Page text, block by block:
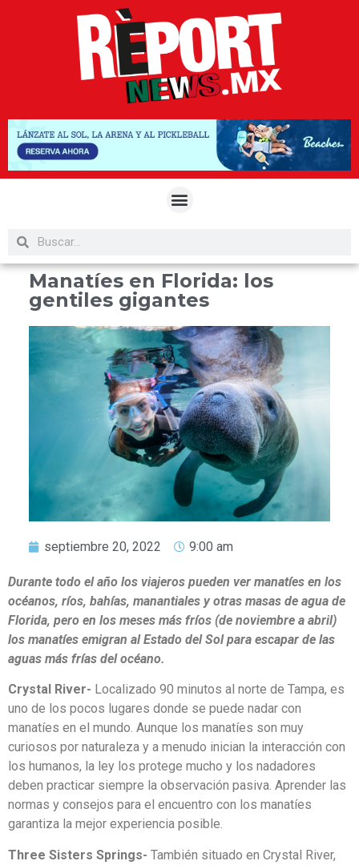
Manatíes en Florida: los
gentiles gigantes
septiembre 20, 2022 9:00 am
Durante todo el año los viajeros pueden ver manatíes en los
océanos, ríos, bahías, manantiales y otras masas de agua de
Florida, pero en los meses más fríos (de noviembre a abril)
los manatíes emigran al Estado del Sol para escapar de las
aguas más frías del océano.
Crystal River- Localizado 90 minutos al norte de Tampa, es
uno de los pocos lugares donde se puede nadar con
manatíes en el mundo. Aunque los manatíes son muy
curiosos por naturaleza y a menudo inician la interacción con
los humanos, la ley los protege mucho y los nadadores
deben practicar siempre la observación pasiva. Aprender las
normas y consejos para el encuentro con los manatíes
garantiza la mejor experiencia posible.
Three Sisters Springs- También situado en Crystal River,